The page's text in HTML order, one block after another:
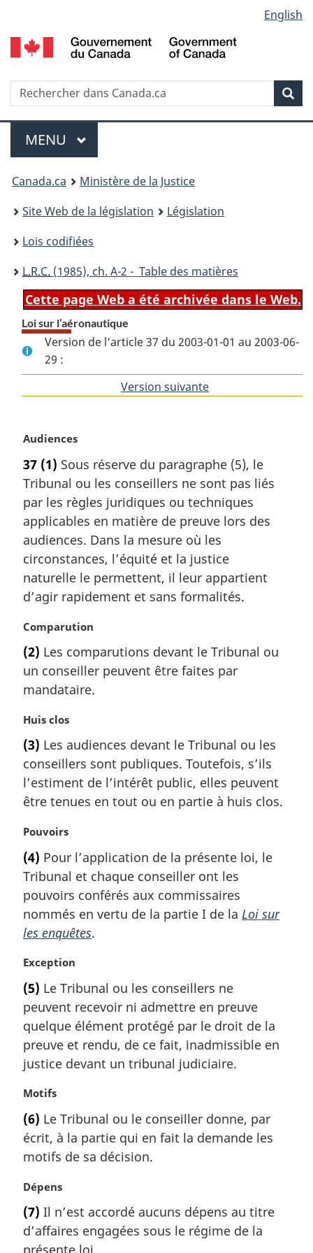
au
contenu
propos
de
la
HTML
simplifiée
selection
English
Recherche
Menu
MENU PRINCIPAL
You
are
here:
Canada.ca
Ministère de la Justice
Site Web de la législation
Législation
Lois codifiées
L.R.C. (1985), ch. A-2 - Table des matières
Cette page Web a été archivée dans le Web.
Loi sur l’aéronautique
Version de l'article 37 du 2003-01-01 au 2003-06-
29 :
Version suivante
N
t
e
m
a
g
i
n
a
e
Audiences
37 (1) Sous réserve du paragraphe (5), le
Tribunal ou les conseillers ne sont pas liés
par les règles juridiques ou techniques
applicables en matière de preuve lors des
audiences. Dans la mesure où les
circonstances, l’équité et la justice
naturelle le permettent, il leur appartient
d’agir rapidement et sans formalités.
N
t
e
m
r
i
n
a
l
e
:
Comparution
(2) Les comparutions devant le Tribunal ou
un conseiller peuvent être faites par
mandataire.
N
t
e
m
a
g
n
a
e
:
Huis clos
(3) Les audiences devant le Tribunal ou les
conseillers sont publiques. Toutefois, s’ils
l’estiment de l’intérêt public, elles peuvent
être tenues en tout ou en partie à huis clos.
N
t
e
m
r
g
n
a
e
:
Pouvoirs
(4) Pour l’application de la présente loi, le
Tribunal et chaque conseiller ont les
pouvoirs conférés aux commissaires
nommés en vertu de la partie I de la Loi sur
les enquêtes.
N
t
e
m
a
r
g
n
a
l
e
:
Exception
(5) Le Tribunal ou les conseillers ne
peuvent recevoir ni admettre en preuve
quelque élément protégé par le droit de la
preuve et rendu, de ce fait, inadmissible en
justice devant un tribunal judiciaire.
N
t
e
m
r
i
n
a
Motifs
(6) Le Tribunal ou le conseiller donne, par
écrit, à la partie qui en fait la demande les
motifs de sa décision.
N
t
e
m
Dépens
(7) Il n’est accordé aucuns dépens au titre
d’affaires engagées sous le régime de la
présente loi.